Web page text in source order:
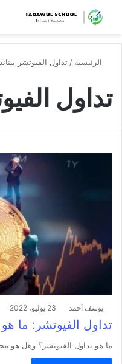
الرئيسية / تداول الفيوتشر
تداول
يوسف أحمد 23 يوليو، 2022
تداول الفيوتشر: ما
ما هو تداول الفيوتشر؟ وهل هو